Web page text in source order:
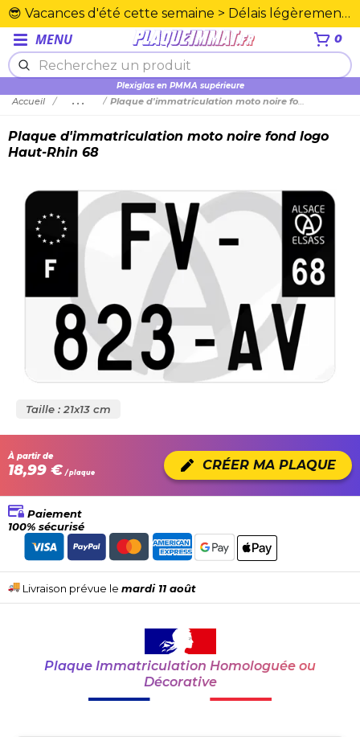
😎 Vacances d'été cette semaine > Délais légèrement rallongés. Merci☀️
MENU 0
Plexiglas en PMMA supérieure
Accueil ... Plaque d'immatriculation moto noire fond logo Haut-Rhin 68
Plaque d'immatriculation moto noire fond logo
Haut-Rhin 68
Taille : 21x13 cm
À partir de
18,99 € / plaque CRÉER MA PLAQUE
Paiement
100% sécurisé
Livraison prévue le mardi 11 août
Plaque Immatriculation Homologuée ou
Décorative